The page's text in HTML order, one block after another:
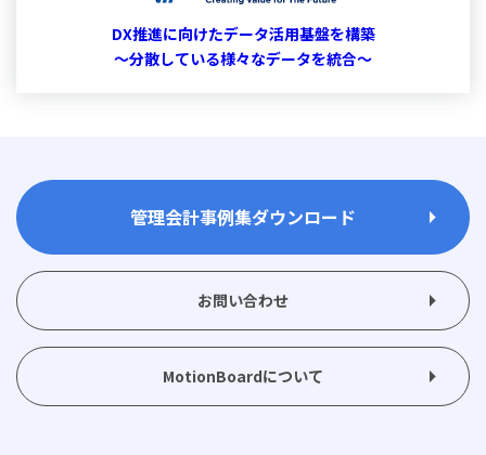
DX推進に向けたデータ活用基盤を構築
～分散している様々なデータを統合～
管理会計事例集ダウンロード
お問い合わせ
MotionBoardについて